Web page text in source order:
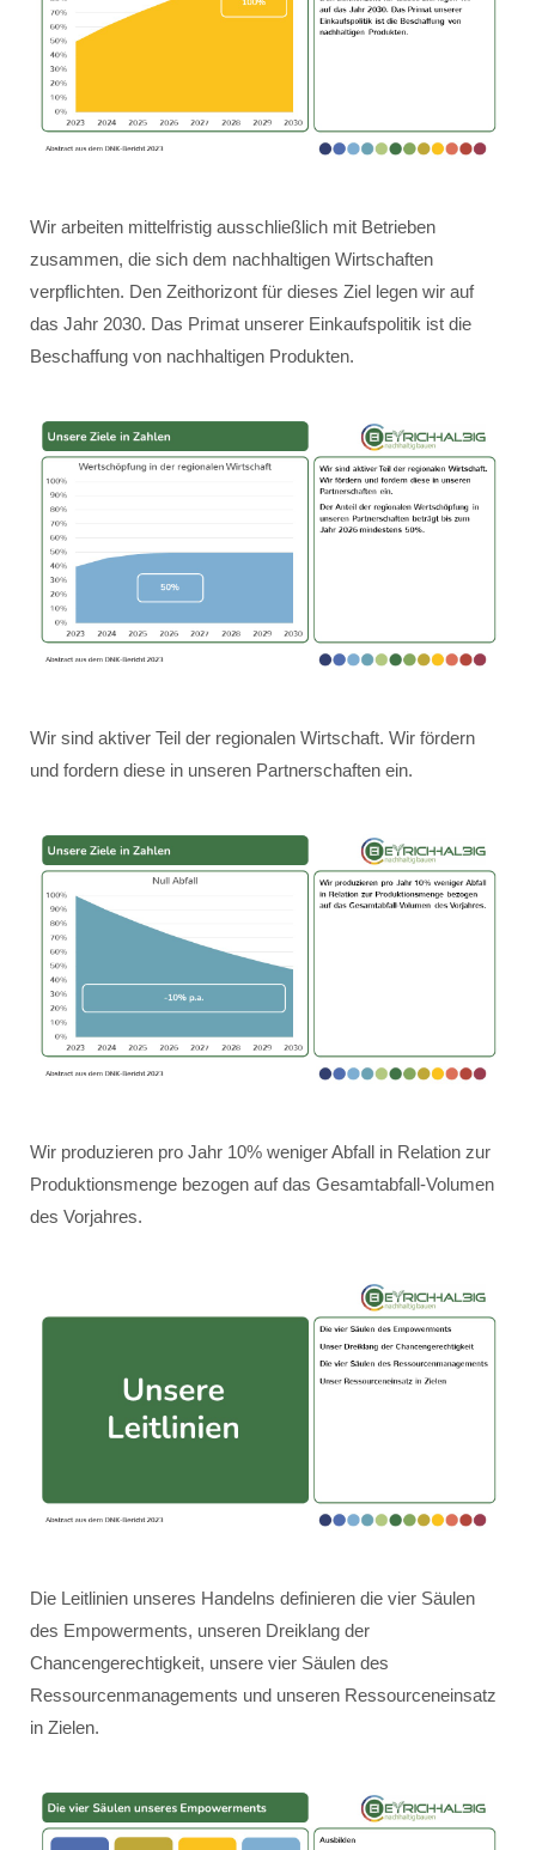
Wir arbeiten mittelfristig ausschließlich mit Betrieben
zusammen, die sich dem nachhaltigen Wirtschaften
verpflichten. Den Zeithorizont für dieses Ziel legen wir auf
das Jahr 2030. Das Primat unserer Einkaufspolitik ist die
Beschaffung von nachhaltigen Produkten.
Wir sind aktiver Teil der regionalen Wirtschaft. Wir fördern
und fordern diese in unseren Partnerschaften ein.
Wir produzieren pro Jahr 10% weniger Abfall in Relation zur
Produktionsmenge bezogen auf das Gesamtabfall-Volumen
des Vorjahres.
Die Leitlinien unseres Handelns definieren die vier Säulen
des Empowerments, unseren Dreiklang der
Chancengerechtigkeit, unsere vier Säulen des
Ressourcenmanagements und unseren Ressourceneinsatz
in Zielen.